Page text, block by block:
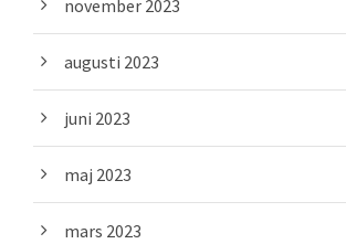
november 2023
augusti 2023
juni 2023
maj 2023
mars 2023